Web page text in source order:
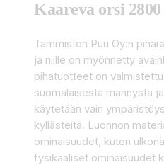
Kaareva orsi
Tammiston Puu Oy:n
ja niille on myönnetty
pihatuotteet on
suomalaisesta männystä
käytetään vain
kyllästeitä. Luonnon
ominaisuudet, kuten
fysikaaliset ominaisuudet